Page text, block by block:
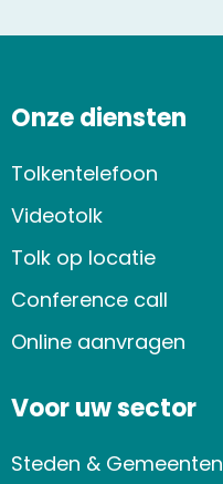
Onze diensten
Tolkentelefoon
Videotolk
Tolk op locatie
Conference call
Online aanvragen
Voor uw sector
Steden & Gemeenten